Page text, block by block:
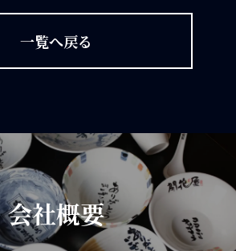
一覧へ戻る
会社概要